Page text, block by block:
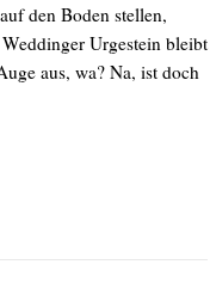
den Boden stellen,
Urgestein bleibt
aus, wa? Na, ist doch